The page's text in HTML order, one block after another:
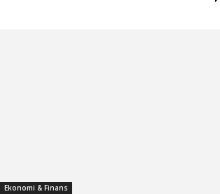
Ekonomi & Finans